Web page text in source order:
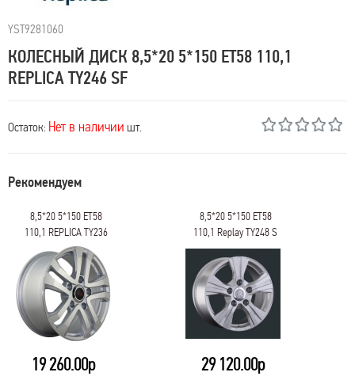
YST9281060
КОЛЕСНЫЙ ДИСК 8,5*20 5*150 ET58 110,1
REPLICA TY246 SF
Остаток: Нет в наличии шт.
Рекомендуем
8,5*20 5*150 ET58
110,1 REPLICA TY236
bkf
19 260.00р
8,5*20 5*150 ET58
110,1 Replay TY248 S
29 120.00р